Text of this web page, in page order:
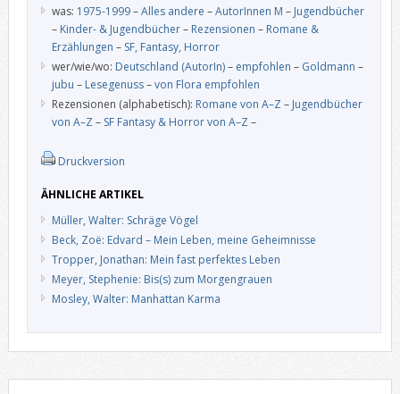
was: 1975-1999–Alles andere –AutorInnen M – Jugendbücher
– Kinder- & Jugendbücher– Rezensionen – Romane &
Erzählungen – SF, Fantasy, Horror
wer/wie/wo: Deutschland (AutorIn)– empfohlen – Goldmann –
jubu – Lesegenuss–von Flora empfohlen
Rezensionen (alphabetisch): Romane von A–Z – Jugendbücher
von A–Z – SF Fantasy & Horror von A–Z –
Druckversion
ÄHNLICHE ARTIKEL
Müller, Walter: Schräge Vögel
Beck, Zoë: Edvard – Mein Leben, meine Geheimnisse
Tropper, Jonathan: Mein fast perfektes Leben
Meyer, Stephenie: Bis(s) zum Morgengrauen
Mosley, Walter: Manhattan Karma